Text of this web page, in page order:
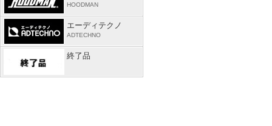
HOODMAN
エーディテクノ
ADTECHNO
終了品